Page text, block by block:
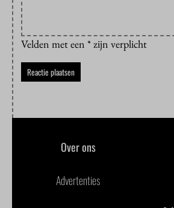
Velden met een * zijn verplicht
Over ons
Advertenties